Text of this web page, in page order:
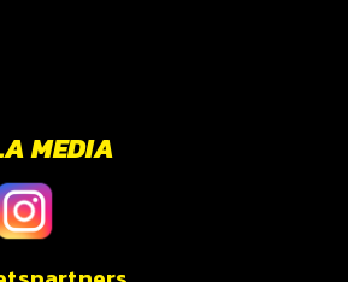
MEDIA